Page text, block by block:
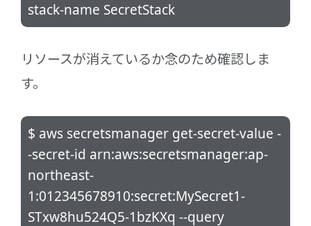
stack-name SecretStack
リソースが消えているか念のため確認しま
す。
$ aws secretsmanager get-secret-value -
-secret-id arn:aws:secretsmanager:ap-
northeast-
1:012345678910:secret:MySecret1-
STxw8hu524Q5-1bzKXq --query